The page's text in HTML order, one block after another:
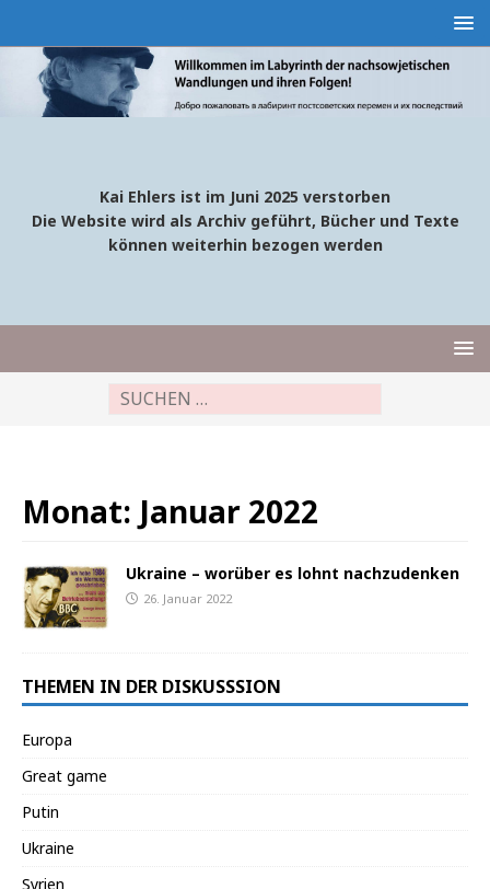
Kai Ehlers ist im Juni 2025 verstorben
Die Website wird als Archiv geführt, Bücher und Texte
können weiterhin bezogen werden
Monat: Januar 2022
Ukraine – worüber es lohnt nachzudenken
26. Januar 2022
THEMEN IN DER DISKUSSSION
Europa
Great game
Putin
Ukraine
Syrien